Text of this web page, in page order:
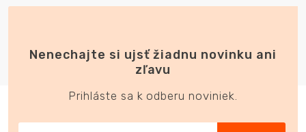
Nenechajte si ujsť žiadnu novinku ani
zľavu
Prihláste sa k odberu noviniek.